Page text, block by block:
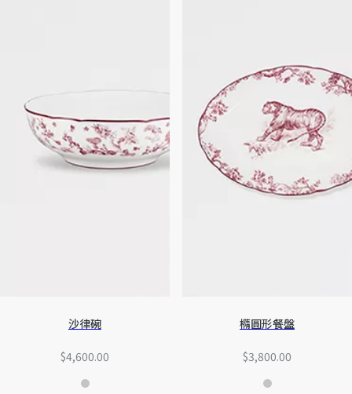
沙律碗
$4,600.00
橢圓形餐盤
$3,800.00